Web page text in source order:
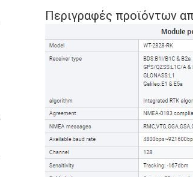
Περιγραφές προϊόντων